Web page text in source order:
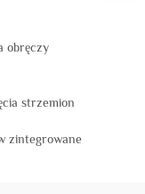
obręczy
strzemion
zintegrowane